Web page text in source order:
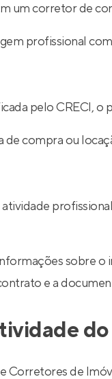
um corretor de
profissional
pelo CRECI,
compra ou
sobre
e a
de